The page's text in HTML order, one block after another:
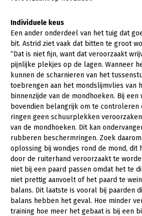
Individuele keus
Een ander onderdeel van het tuig dat
bit. Astrid ziet vaak dat bitten te groot
“Dat is niet fijn, want dat veroorzaakt
pijnlijke plekjes op de lagen. Wanneer
kunnen de scharnieren van het
toebrengen aan het mondslijmvlies van
binnenzijde van de mondhoeken. Bij
bovendien belangrijk om te controleren
ringen geen schuurplekken
van de mondhoeken. Dit kan
rubberen beschermringen. Zoek
oplossing bij wondjes rond de mond, dit
door de ruiterhand veroorzaakt te
niet bij een paard passen omdat het te
niet prettig aanvoelt of het paard te
balans. Dit laatste is vooral bij paarden
balans hebben het geval. Hoe minder
training hoe meer het gebaat is bij een